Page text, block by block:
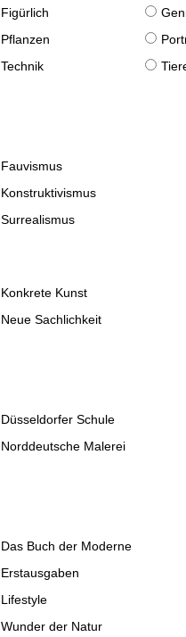
Figürlich
Pflanzen
Technik
Fauvismus
Konstruktivismus
Surrealismus
Konkrete Kunst
Neue Sachlichkeit
Düsseldorfer Schule
Norddeutsche Malerei
Das Buch der Moderne
Erstausgaben
Lifestyle
Wunder der Natur